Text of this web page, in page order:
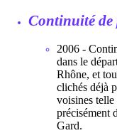
Continuité de
2006 -
dans le
Rhône, et
clichés déjà
voisines
précisément
Gard.